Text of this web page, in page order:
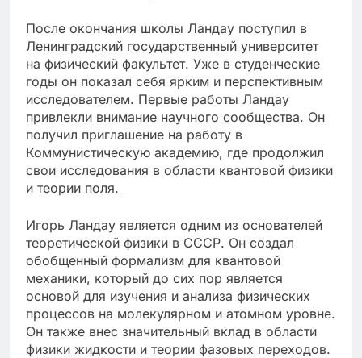
После окончания школы Ландау поступил в
Ленинградский государственный университет
на физический факультет. Уже в студенческие
годы он показал себя ярким и перспективным
исследователем. Первые работы Ландау
привлекли внимание научного сообщества. Он
получил приглашение на работу в
Коммунистическую академию, где продолжил
свои исследования в области квантовой физики
и теории поля.
Игорь Ландау является одним из основателей
теоретической физики в СССР. Он создал
обобщенный формализм для квантовой
механики, который до сих пор является
основой для изучения и анализа физических
процессов на молекулярном и атомном уровне.
Он также внес значительный вклад в области
физики жидкости и теории фазовых переходов.